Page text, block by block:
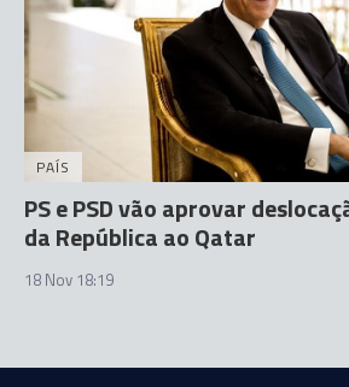
PAÍS
PS e PSD vão aprovar
da República ao Qatar
18 Nov 18:19